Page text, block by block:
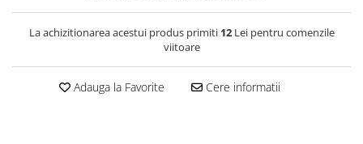
La achizitionarea acestui produs primiti 12Lei pentru comenzile
viitoare
Adauga la Favorite Cere informatii